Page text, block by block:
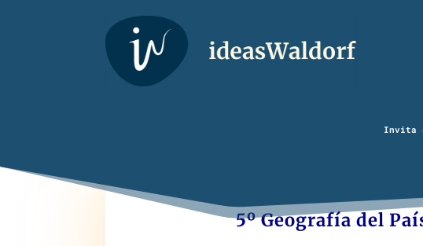
Invita
5º Geografía del